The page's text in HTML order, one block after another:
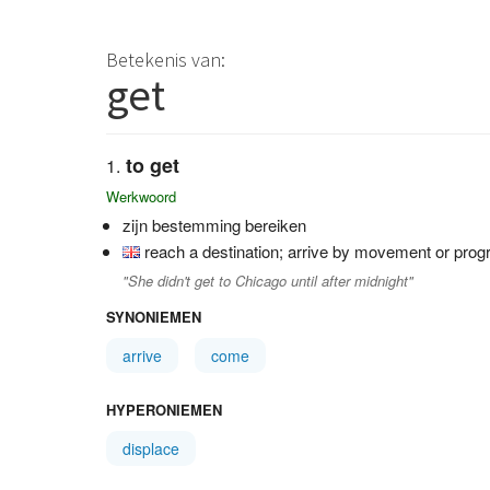
Betekenis van:
get
to get
Werkwoord
zijn bestemming bereiken
reach a destination; arrive by movement or
"She didn't get to Chicago until after midnight"
SYNONIEMEN
arrive come
HYPERONIEMEN
displace